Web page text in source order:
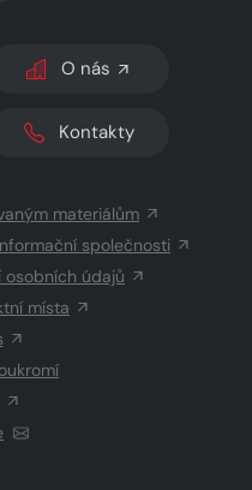
O nás
Kontakty
materiálům
společnosti
osobních údajů
místa